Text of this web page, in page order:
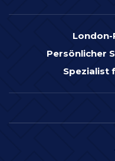
London-
Persönlicher
Spezialist